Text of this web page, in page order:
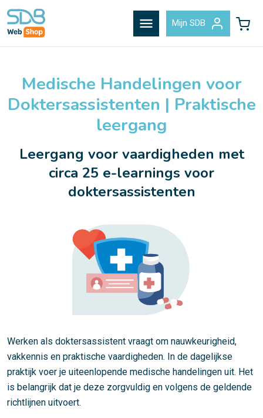
menu Mijn SDB
Medische Handelingen voor
Doktersassistenten | Praktische
leergang
Leergang voor vaardigheden met
circa 25 e-learnings voor
doktersassistenten
Werken als doktersassistent vraagt om nauwkeurigheid,
vakkennis en praktische vaardigheden. In de dagelijkse
praktijk voer je uiteenlopende medische handelingen uit. Het
is belangrijk dat je deze zorgvuldig en volgens de geldende
richtlijnen uitvoert.